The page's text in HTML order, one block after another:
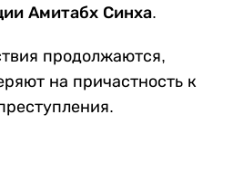
Амитабх Синха.
продолжаются,
на причастность к